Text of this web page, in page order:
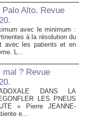
Alto. Revue
avec le minimum :
à la résolution du
avec les patients et en
L...
mal ? Revue
DANS LA
LES PNEUS
» Pierre JEANNE-
e...